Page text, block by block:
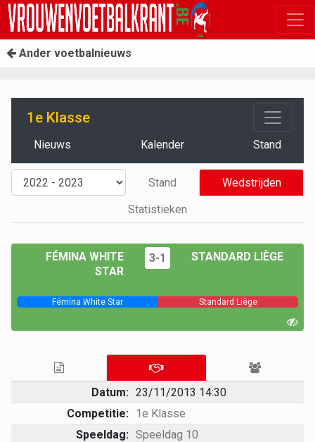
Ander voetbalnieuws
1e Klasse
Nieuws Kalender Stand
Stand
Wedstrijden
Statistieken
FÉMINA WHITE
STAR
3-1 STANDARD LIÈGE
Fémina White Star Standard Liège
Datum: 23/11/2013 14:30
Competitie: 1e Klasse
Speeldag: Speeldag 10